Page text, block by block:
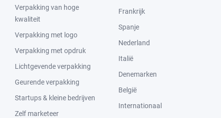
Verpakking van hoge
kwaliteit
Verpakking met logo
Verpakking met opdruk
Lichtgevende verpakking
Geurende verpakking
Startups & kleine bedrijven
Zelf marketeer
Frankrijk
Spanje
Nederland
Italië
Denemarken
België
Internationaal